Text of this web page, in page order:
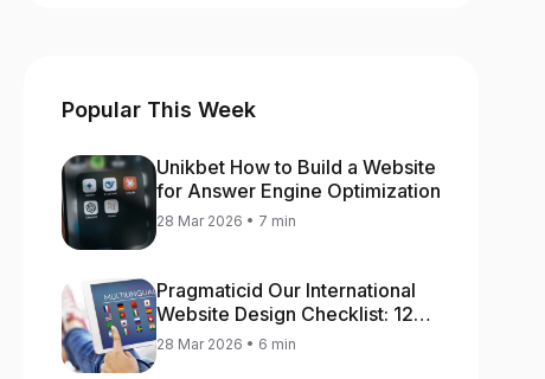
Popular This Week
Unikbet How to Build a Website
for Answer Engine Optimization
28 Mar 2026 • 7 min
Pragmaticid Our International
Website Design Checklist: 12
Key Stages
28 Mar 2026 • 6 min